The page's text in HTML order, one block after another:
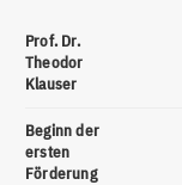
Prof. Dr.
Theodor
Klauser
Beginn der
ersten
Förderung